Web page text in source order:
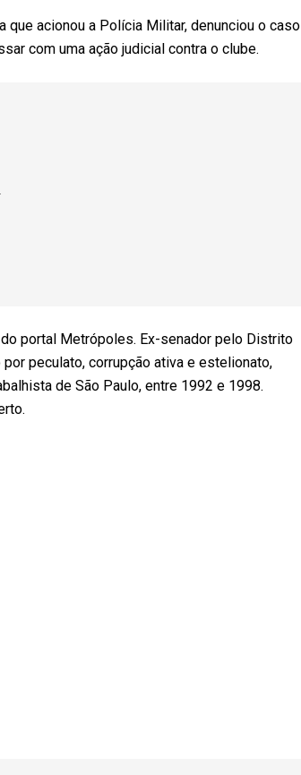
acionou a Polícia Militar, denunciou o caso
com uma ação judicial contra o clube.
portal Metrópoles. Ex-senador pelo Distrito
peculato, corrupção ativa e estelionato,
de São Paulo, entre 1992 e 1998.